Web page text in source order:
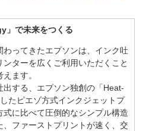
」で未来をつくる
ってきたエプソンは、インク吐
ターを広くご利用いただくこと
ます。
する、エプソン独創の「Heat-
たピエゾ方式インクジェットプ
式に比べて圧倒的なシンプル構造
、ファーストプリントが速く、交